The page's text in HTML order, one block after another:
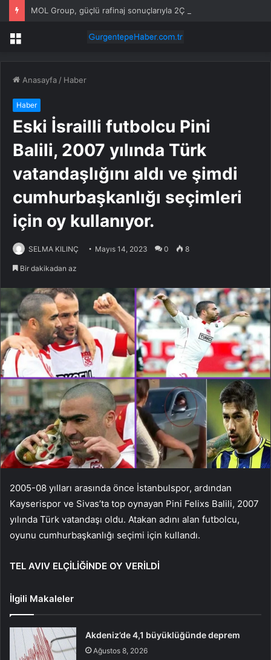
MOL Group, güçlü rafinaj sonuçlarıyla 2Ç tahminlerini aştı
Menü
Anasayfa / Haber
Haber
Eski İsrailli futbolcu Pini
Balili, 2007 yılında Türk
vatandaşlığını aldı ve şimdi
cumhurbaşkanlığı seçimleri
için oy kullanıyor.
SELMA KILINÇ Mayıs 14, 2023 0 8
Bir dakikadan az
2005-08 yılları arasında önce İstanbulspor, ardından
Kayserispor ve Sivas’ta top oynayan Pini Felixs Balili, 2007
yılında Türk vatandaşı oldu. Atakan adını alan futbolcu,
oyunu cumhurbaşkanlığı seçimi için kullandı.
TEL AVIV ELÇİLİĞİNDE OY VERİLDİ
İlgili Makaleler
Akdeniz’de 4,1 büyüklüğünde deprem
Ağustos 8, 2026